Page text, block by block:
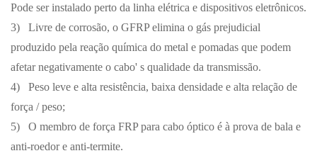
Pode ser instalado perto da linha elétrica e dispositivos eletrônicos.
3) Livre de corrosão, o GFRP elimina o gás prejudicial
produzido pela reação química do metal e pomadas que podem
afetar negativamente o cabo' s qualidade da transmissão.
4) Peso leve e alta resistência, baixa densidade e alta relação de
força / peso;
5) O membro de força FRP para cabo óptico é à prova de bala e
anti-roedor e anti-termite.